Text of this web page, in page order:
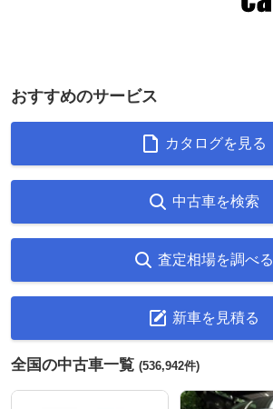
おすすめのサービス
カタログを見る
中古車を検索
査定相場を調べる
新車を見積る
全国の中古車一覧 (536,942件)